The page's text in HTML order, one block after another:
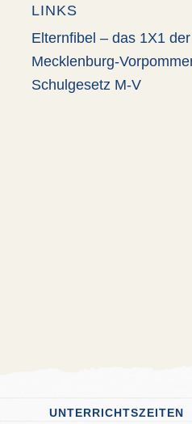
LINKS
Elternfibel – das 1X1
Mecklenburg-
Schulgesetz M-V
UNTERRICHTSZEITEN